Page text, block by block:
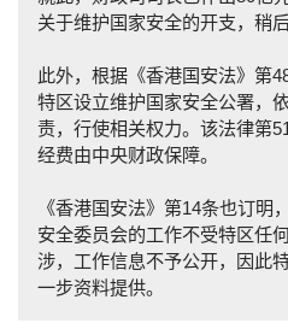
关于维护国家安全的开支，稍
此外，根据《香港国安法》第
特区设立维护国家安全公署，
责，行使相关权力。该法律第
经费由中央财政保障。
《香港国安法》第14条也订明
安全委员会的工作不受特区任
涉，工作信息不予公开，因此
一步资料提供。